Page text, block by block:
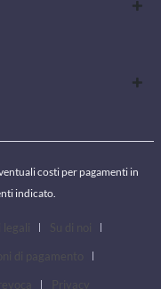
costi per pagamenti in
indicato.